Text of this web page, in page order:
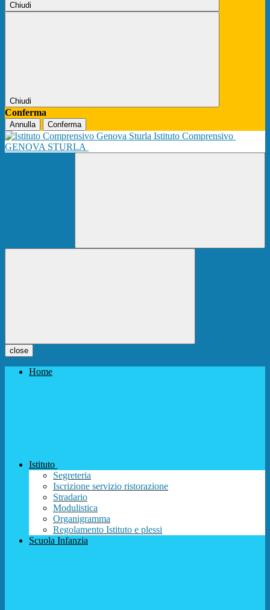
Chiudi
Chiudi
Conferma
Annulla Conferma
Istituto Comprensivo
GENOVA STURLA
close
Home
Istituto
Segreteria
Iscrizione servizio ristorazione
Stradario
Modulistica
Organigramma
Regolamento Istituto e plessi
Scuola Infanzia